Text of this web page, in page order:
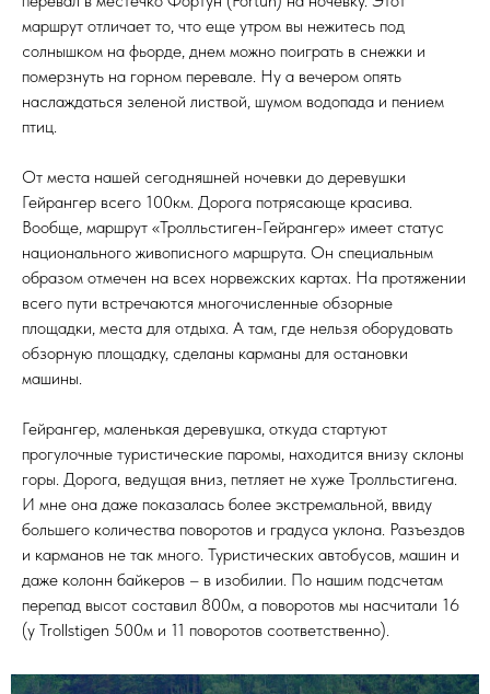
маршрут отличает то, что еще утром вы нежитесь под
солнышком на фьорде, днем можно поиграть в снежки и
померзнуть на горном перевале. Ну а вечером опять
наслаждаться зеленой листвой, шумом водопада и пением
птиц.
От места нашей сегодняшней ночевки до деревушки
Гейрангер всего 100км. Дорога потрясающе красива.
Вообще, маршрут «Тролльстиген-Гейрангер» имеет статус
национального живописного маршрута. Он специальным
образом отмечен на всех норвежских картах. На протяжении
всего пути встречаются многочисленные обзорные
площадки, места для отдыха. А там, где нельзя оборудовать
обзорную площадку, сделаны карманы для остановки
машины.
Гейрангер, маленькая деревушка, откуда стартуют
прогулочные туристические паромы, находится внизу склоны
горы. Дорога, ведущая вниз, петляет не хуже Тролльстигена.
И мне она даже показалась более экстремальной, ввиду
большего количества поворотов и градуса уклона. Разъездов
и карманов не так много. Туристических автобусов, машин и
даже колонн байкеров – в изобилии. По нашим подсчетам
перепад высот составил 800м, а поворотов мы насчитали 16
(у Trollstigen 500м и 11 поворотов соответственно).